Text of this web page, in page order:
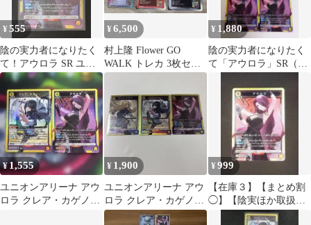
¥555
陰の実力者になりたく
て！アウロラ SR ユニ
オンアリーナ
¥6,500
村上隆 Flower GO
WALK トレカ 3枚セッ
ト
¥ 1,880
陰の実力者になりたく
て「アウロラ」SR（ス
¥ 1,555
ユニオンアリーナ アウ
ロラ クレア・カゲノー
¥ 1,900
ユニオンアリーナ アウ
ロラ クレア・カゲノー
ローズオリアナ SR 3
¥999
【在庫３】【まとめ割
◯】【陰実ほか取扱
◯】アウロラ(KJN-1-